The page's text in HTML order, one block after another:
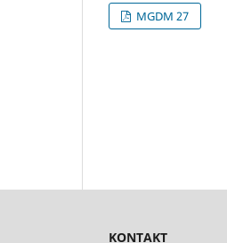
MGDM 27
KONTAKT